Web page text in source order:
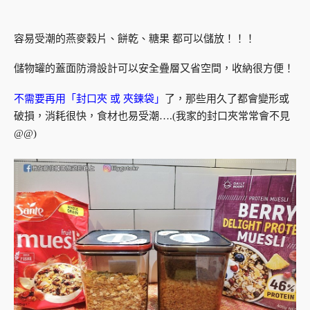
容易受潮的燕麥穀片、餅乾、糖果 都可以儲放！！！
儲物罐的蓋面防滑設計可以安全疊層又省空間，收納很方便！
不需要再用「封口夾 或 夾鍊袋」
了，那些用久了都會變形或
破損，消耗很快，食材也易受潮….(我家的封口夾常常會不見
@@)